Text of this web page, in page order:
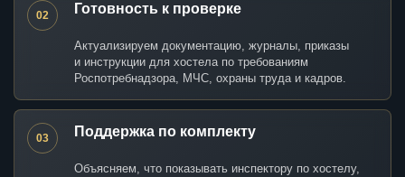
02 Готовность к проверке
Актуализируем документацию, журналы, приказы
и инструкции для хостела по требованиям
Роспотребнадзора, МЧС, охраны труда и кадров.
03 Поддержка по комплекту
Объясняем, что показывать инспектору по хостелу,